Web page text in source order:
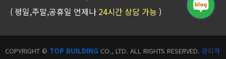
( 평일,주말,공휴일 언제나 24시간 상담 가능 )
COPYRIGHT © TOP BUILDING CO., LTD. ALL RIGHTS RESERVED. 관리자